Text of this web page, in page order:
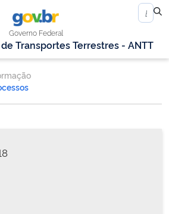
Governo Federal
Transportes Terrestres - ANTT